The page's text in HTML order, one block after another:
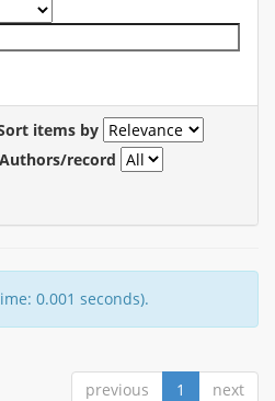
items by
Authors/record
0.001 seconds).
previous 1 next